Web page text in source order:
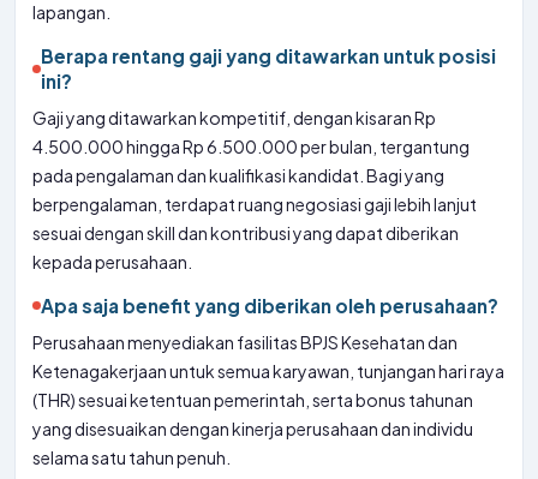
lapangan.
Berapa rentang gaji yang ditawarkan untuk posisi
ini?
Gaji yang ditawarkan kompetitif, dengan kisaran Rp
4.500.000 hingga Rp 6.500.000 per bulan, tergantung
pada pengalaman dan kualifikasi kandidat. Bagi yang
berpengalaman, terdapat ruang negosiasi gaji lebih lanjut
sesuai dengan skill dan kontribusi yang dapat diberikan
kepada perusahaan.
Apa saja benefit yang diberikan oleh perusahaan?
Perusahaan menyediakan fasilitas BPJS Kesehatan dan
Ketenagakerjaan untuk semua karyawan, tunjangan hari raya
(THR) sesuai ketentuan pemerintah, serta bonus tahunan
yang disesuaikan dengan kinerja perusahaan dan individu
selama satu tahun penuh.